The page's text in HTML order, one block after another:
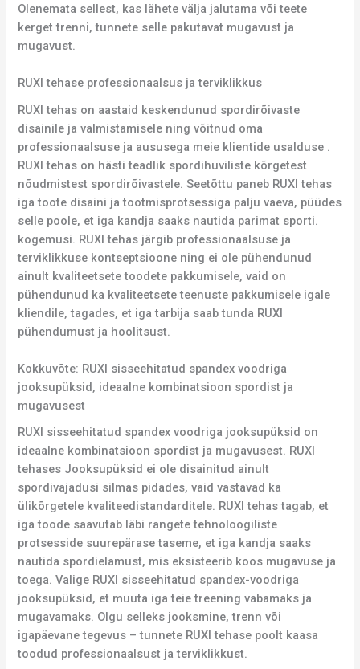
Olenemata sellest, kas lähete välja jalutama või teete
kerget trenni, tunnete selle pakutavat mugavust ja
mugavust.
RUXI tehase professionaalsus ja terviklikkus
RUXI tehas on aastaid keskendunud spordirõivaste
disainile ja valmistamisele ning võitnud oma
professionaalsuse ja aususega meie klientide usalduse .
RUXI tehas on hästi teadlik spordihuviliste kõrgetest
nõudmistest spordirõivastele. Seetõttu paneb RUXI tehas
iga toote disaini ja tootmisprotsessiga palju vaeva, püüdes
selle poole, et iga kandja saaks nautida parimat sporti.
kogemusi. RUXI tehas järgib professionaalsuse ja
terviklikkuse kontseptsioone ning ei ole pühendunud
ainult kvaliteetsete toodete pakkumisele, vaid on
pühendunud ka kvaliteetsete teenuste pakkumisele igale
kliendile, tagades, et iga tarbija saab tunda RUXI
pühendumust ja hoolitsust.
Kokkuvõte: RUXI sisseehitatud spandex voodriga
jooksupüksid, ideaalne kombinatsioon spordist ja
mugavusest
RUXI sisseehitatud spandex voodriga jooksupüksid on
ideaalne kombinatsioon spordist ja mugavusest. RUXI
tehases Jooksupüksid ei ole disainitud ainult
spordivajadusi silmas pidades, vaid vastavad ka
ülikõrgetele kvaliteedistandarditele. RUXI tehas tagab, et
iga toode saavutab läbi rangete tehnoloogiliste
protsesside suurepärase taseme, et iga kandja saaks
nautida spordielamust, mis eksisteerib koos mugavuse ja
toega. Valige RUXI sisseehitatud spandex-voodriga
jooksupüksid, et muuta iga teie treening vabamaks ja
mugavamaks. Olgu selleks jooksmine, trenn või
igapäevane tegevus – tunnete RUXI tehase poolt kaasa
toodud professionaalsust ja terviklikkust.